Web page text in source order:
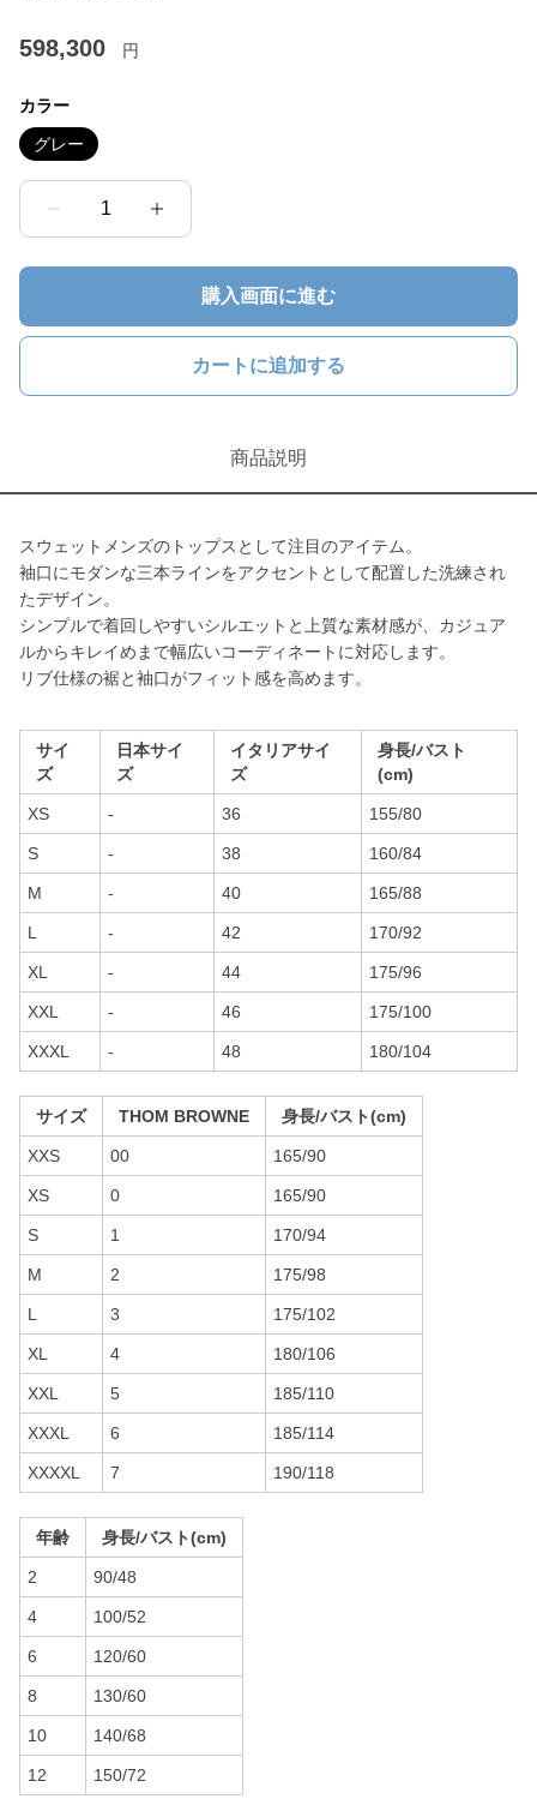
598,300 円
カラー
グレー
1
購入画面に進む
カートに追加する
商品説明
スウェットメンズのトップスとして注目のアイテム。
袖口にモダンな三本ラインをアクセントとして配置した洗練され
たデザイン。
シンプルで着回しやすいシルエットと上質な素材感が、カジュア
ルからキレイめまで幅広いコーディネートに対応します。
リブ仕様の裾と袖口がフィット感を高めます。
サイ
ズ
日本サイ
ズ
イタリアサイ
ズ
身長/バスト
(cm)
XS - 36 155/80
S - 38 160/84
M - 40 165/88
L - 42 170/92
XL - 44 175/96
XXL - 46 175/100
XXXL - 48 180/104
サイズ THOM BROWNE 身長/バスト(cm)
XXS 00 165/90
XS 0 165/90
S 1 170/94
M 2 175/98
L 3 175/102
XL 4 180/106
XXL 5 185/110
XXXL 6 185/114
XXXXL 7 190/118
年齢 身長/バスト(cm)
2 90/48
4 100/52
6 120/60
8 130/60
10 140/68
12 150/72